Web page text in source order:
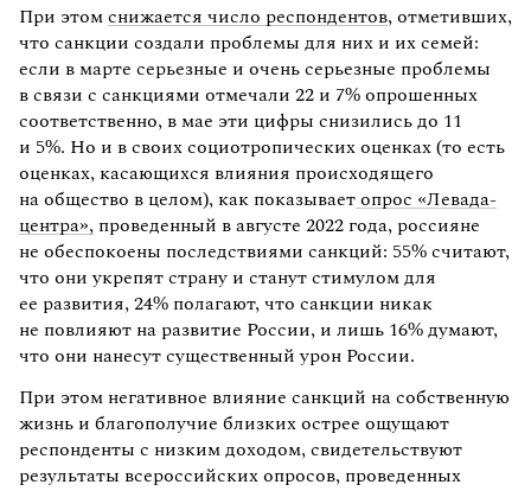
При этомснижается число респондентов, отметивших,
что санкции создали проблемы для них и их семей:
если в марте серьезные и очень серьезные проблемы
в связи с санкциями отмечали 22 и 7% опрошенных
соответственно, в мае эти цифры снизились до 11
и 5%. Но и в своих социотропических оценках (то есть
оценках, касающихся влияния происходящего
на общество в целом), как показываетопрос «Левада-
центра», проведенный в августе 2022 года, россияне
не обеспокоены последствиями санкций: 55% считают,
что они укрепят страну и станут стимулом для
ее развития, 24% полагают, что санкции никак
не повлияют на развитие России, и лишь 16% думают,
что они нанесут существенный урон России.
При этом негативное влияние санкций на собственную
жизнь и благополучие близких острее ощущают
респонденты с низким доходом, свидетельствуют
результаты всероссийских опросов, проведенных